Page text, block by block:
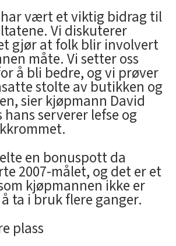
vært et viktig bidrag til
Vi diskuterer
gjør at folk blir involvert
måte. Vi setter oss
å bli bedre, og vi prøver
stolte av butikken og
sier kjøpmann David
hans serverer lefse og
en bonuspott da
2007-målet, og det er et
kjøpmannen ikke er
ta i bruk flere ganger.
plass